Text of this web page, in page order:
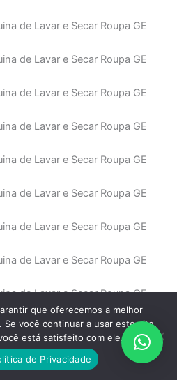
de Lavar e Secar Roupa GE
de Lavar e Secar Roupa GE
de Lavar e Secar Roupa GE
de Lavar e Secar Roupa GE
de Lavar e Secar Roupa GE
de Lavar e Secar Roupa GE
de Lavar e Secar Roupa GE
de Lavar e Secar Roupa GE
de Lavar e Secar Roupa GE
de Lavar e Secar Roupa GE
de Lavar e Secar Roupa GE
que oferecemos a melhor
Se você continuar a usar este site,
está satisfeito com ele.
de Privacidade